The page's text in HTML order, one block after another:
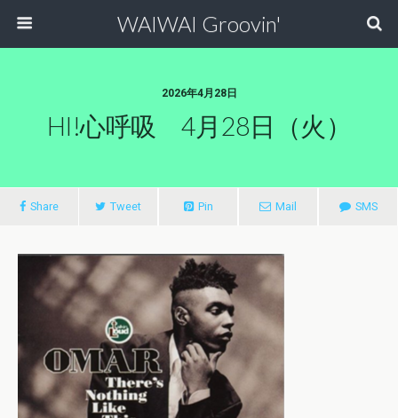
WAIWAI Groovin'
2026年4月28日
HI!心呼吸 4月28日（火）
Share Tweet Pin Mail SMS